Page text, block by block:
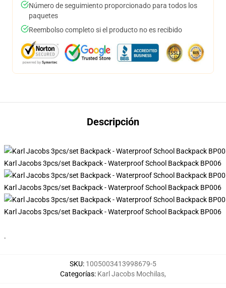
Número de seguimiento proporcionado para todos los
paquetes
Reembolso completo si el producto no es recibido
Descripción
Karl Jacobs 3pcs/set Backpack - Waterproof School Backpack BP006
Karl Jacobs 3pcs/set Backpack - Waterproof School Backpack BP006
Karl Jacobs 3pcs/set Backpack - Waterproof School Backpack BP006
.
SKU: 1005003413998679-5
Categorías: Karl Jacobs Mochilas,